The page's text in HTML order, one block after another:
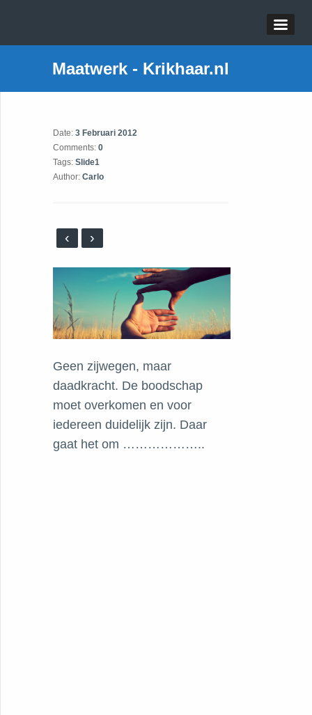
Maatwerk - Krikhaar.nl
Date: 3 Februari 2012
Comments: 0
Tags: Slide1
Author: Carlo
‹ ›
Geen zijwegen, maar
daadkracht. De boodschap
moet overkomen en voor
iedereen duidelijk zijn. Daar
gaat het om ………………..